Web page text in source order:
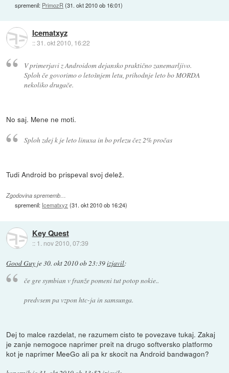
spremenil: PrimozR (31. okt 2010 ob 16:01)
Icematxyz
::31. okt 2010, 16:22
V primerjavi z Androidom dejansko praktično zanemarljivo.
Sploh če govorimo o letošnjem letu, prihodnje leto bo MORDA
nekoliko drugače.
No saj. Mene ne moti.
Sploh zdej k je leto linuxa in bo prlezu čez 2% pročas
Tudi Android bo prispeval svoj delež.
Zgodovina sprememb…
spremenil: Icematxyz (31. okt 2010 ob 16:24)
Key Quest
:: 1. nov 2010, 07:39
Good Guy je30. okt 2010 ob 23:39izjavil:
če gre symbian v franže pomeni tut potop nokie..
predvsem pa vzpon htc-ja in samsunga.
Dej to malce razdelat, ne razumem cisto te povezave tukaj. Zakaj
je zanje nemogoce naprimer preit na drugo softversko platformo
kot je naprimer MeeGo ali pa kr skocit na Android bandwagon?